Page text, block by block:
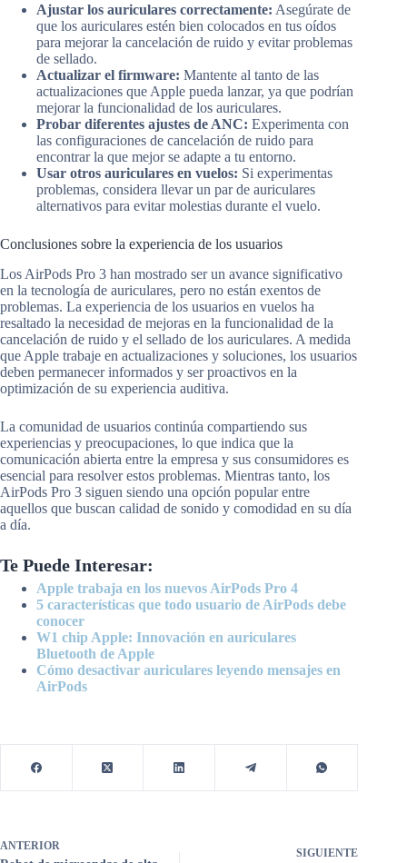
Ajustar los auriculares correctamente: Asegúrate de
que los auriculares estén bien colocados en tus oídos
para mejorar la cancelación de ruido y evitar problemas
de sellado.
Actualizar el firmware: Mantente al tanto de las
actualizaciones que Apple pueda lanzar, ya que podrían
mejorar la funcionalidad de los auriculares.
Probar diferentes ajustes de ANC: Experimenta con
las configuraciones de cancelación de ruido para
encontrar la que mejor se adapte a tu entorno.
Usar otros auriculares en vuelos: Si experimentas
problemas, considera llevar un par de auriculares
alternativos para evitar molestias durante el vuelo.
Conclusiones sobre la experiencia de los usuarios
Los AirPods Pro 3 han mostrado ser un avance significativo
en la tecnología de auriculares, pero no están exentos de
problemas. La experiencia de los usuarios en vuelos ha
resaltado la necesidad de mejoras en la funcionalidad de la
cancelación de ruido y el sellado de los auriculares. A medida
que Apple trabaje en actualizaciones y soluciones, los usuarios
deben permanecer informados y ser proactivos en la
optimización de su experiencia auditiva.
La comunidad de usuarios continúa compartiendo sus
experiencias y preocupaciones, lo que indica que la
comunicación abierta entre la empresa y sus consumidores es
esencial para resolver estos problemas. Mientras tanto, los
AirPods Pro 3 siguen siendo una opción popular entre
aquellos que buscan calidad de sonido y comodidad en su día
a día.
Te Puede Interesar:
Apple trabaja en los nuevos AirPods Pro 4
5 características que todo usuario de AirPods debe
conocer
W1 chip Apple: Innovación en auriculares
Bluetooth de Apple
Cómo desactivar auriculares leyendo mensajes en
AirPods
ANTERIOR
SIGUIENTE